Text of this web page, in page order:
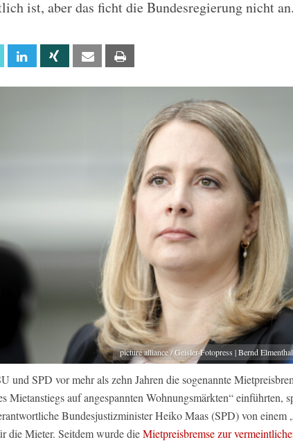
ist, aber das ficht die Bundesregierung nicht an.
Twitter Linkedin Xing Email
picture alliance / Geisler-Fotopress | Bernd
und SPD vor mehr als zehn Jahren die sogenannte
Mietanstiegs auf angespannten Wohnungsmärkten“ einführten,
Bundesjustizminister Heiko Maas (SPD) von einem
die Mieter. Seitdem wurde dieMietpreisbremse zur